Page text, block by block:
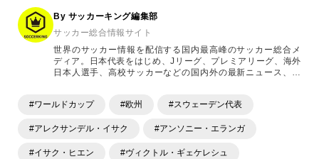
連
記
事
By サッカーキング編集部
サッカー総合情報サイト
世界のサッカー情報を配信する国内最高峰のサッカー総合メ
ディア。日本代表をはじめ、Jリーグ、プレミアリーグ、海外
日本人選手、高校サッカーなどの国内外の最新ニュース、コ
ます。「X」「Instagram」「YouTube」「TikTok」など、
#ワールドカップ #欧州 #スウェーデン代表
#アレクサンデル・イサク #アンソニー・エランガ
#イサク・ヒエン #ヴィクトル・ギェケレシュ